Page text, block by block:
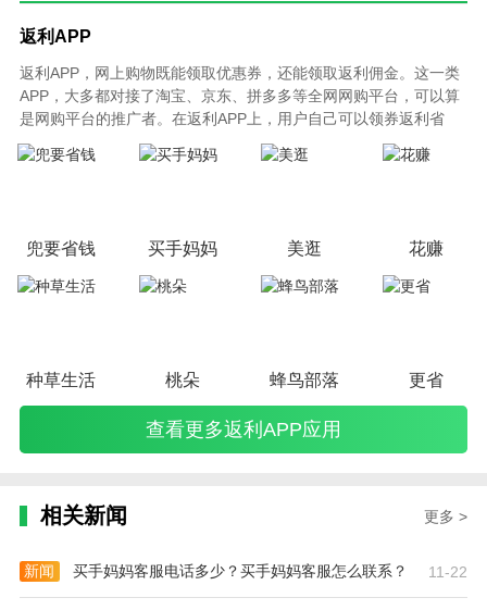
返利APP
返利APP，网上购物既能领取优惠券，还能领取返利佣金。这一类
APP，大多都对接了淘宝、京东、拼多多等全网网购平台，可以算
是网购平台的推广者。在返利APP上，用户自己可以领券返利省
钱，也可以通过打造自己的推广团队赚钱。此类APP，是互联网上
创业类APP不可多得的一类。
兜要省钱 买手妈妈 美逛 花赚
种草生活 桃朵 蜂鸟部落 更省
查看更多返利APP应用
相关新闻 更多 >
新闻 买手妈妈客服电话多少？买手妈妈客服怎么联系？ 11-22